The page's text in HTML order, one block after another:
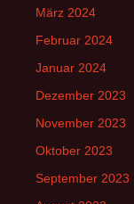
März 2024
Februar 2024
Januar 2024
Dezember 2023
November 2023
Oktober 2023
September 2023